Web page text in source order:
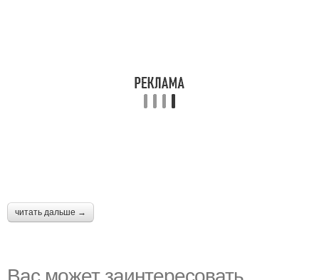
читать дальше →
Вас может заинтересовать